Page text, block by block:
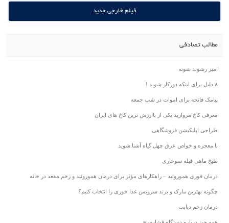
فیلم خارجی جدید
مطالب تصادفی
امیر رشوند شونه
۸ دلیل برای اینکه دورکار شوید !
پیامک فاتحه برای اموات در شب جمعه
معرفی کاخ مروارید یکی از باارزش ترین کاخ های ایران
طراحی اپلیکیشن فروشگاهی
با معجزه و خواص عرق چهل گیاه آشنا شوید
طبخ ماهی فیله سوخاری
درمان فوری هموروئید – راهکارهای مؤثر برای درمان هموروئید و زخم مقعد در خانه
چگونه بهترین مارک و برند سرویس غذا خوری را انتخاب کنیم؟
درمان زخم دیابت